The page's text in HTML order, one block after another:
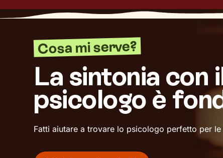
Cosa mi serve?
La sintonia con
psicologo è
Fatti aiutare a trovare lo psicologo perfetto per le